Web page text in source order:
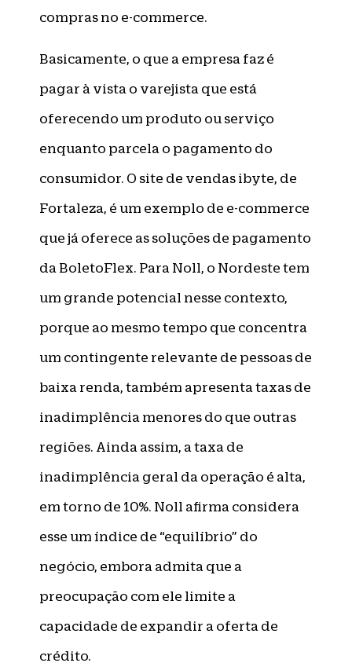
compras no e-commerce.
Basicamente, o que a empresa faz é
pagar à vista o varejista que está
oferecendo um produto ou serviço
enquanto parcela o pagamento do
consumidor. O site de vendas ibyte, de
Fortaleza, é um exemplo de e-commerce
que já oferece as soluções de pagamento
da BoletoFlex. Para Noll, o Nordeste tem
um grande potencial nesse contexto,
porque ao mesmo tempo que concentra
um contingente relevante de pessoas de
baixa renda, também apresenta taxas de
inadimplência menores do que outras
regiões. Ainda assim, a taxa de
inadimplência geral da operação é alta,
em torno de 10%. Noll afirma considera
esse um índice de “equilíbrio” do
negócio, embora admita que a
preocupação com ele limite a
capacidade de expandir a oferta de
crédito.